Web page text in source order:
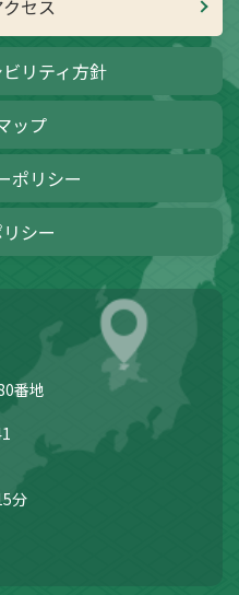
セス
リティ方針
ップ
ポリシー
シー
番地
分